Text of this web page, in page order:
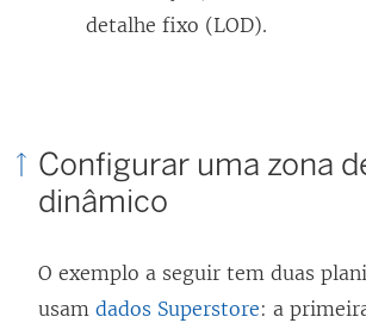
detalhe fixo (LOD).
Configurar uma zona
dinâmico
O exemplo a seguir tem duas
usam dados Superstore: a